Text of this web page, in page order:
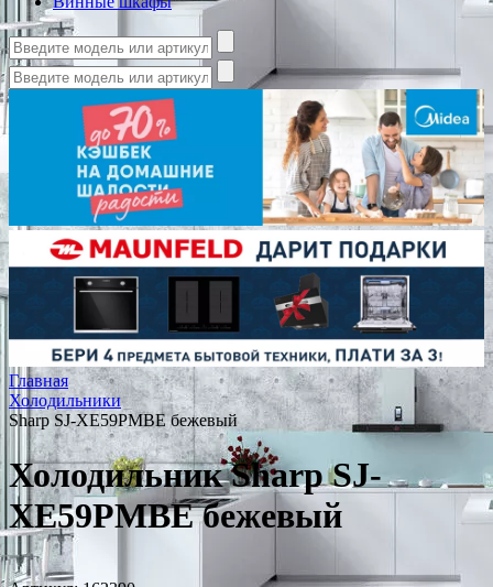
Главная
Холодильники
Sharp SJ-XE59PMBE бежевый
Холодильник Sharp SJ-
XE59PMBE бежевый